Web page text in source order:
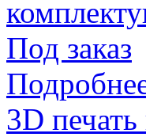
Под заказ
3D